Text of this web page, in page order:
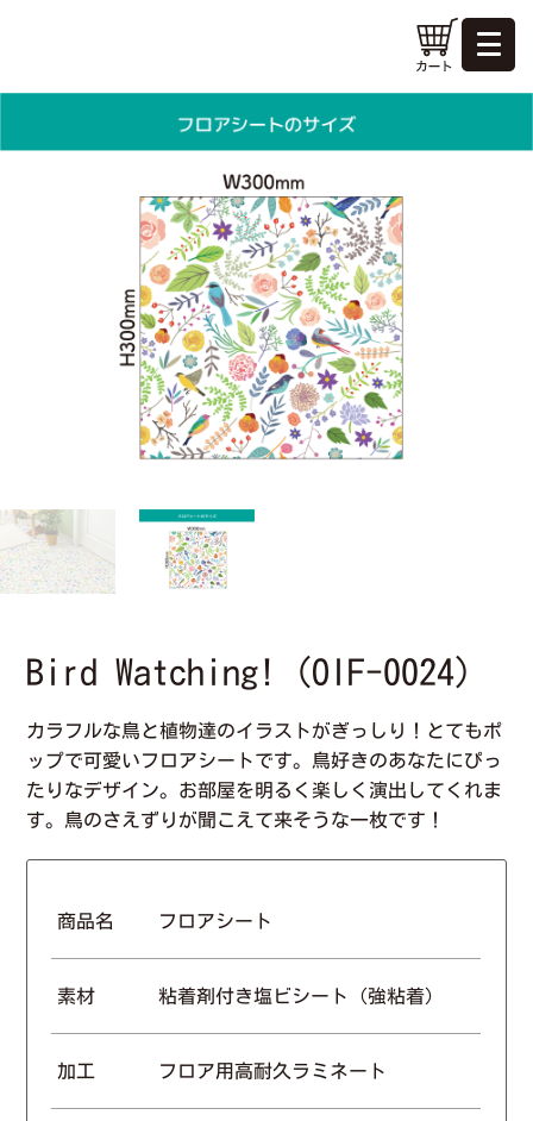
Bird Watching!（OIF-0024）
カラフルな鳥と植物達のイラストがぎっしり！とてもポ
ップで可愛いフロアシートです。鳥好きのあなたにぴっ
たりなデザイン。お部屋を明るく楽しく演出してくれま
す。鳥のさえずりが聞こえて来そうな一枚です！
商品名 フロアシート
素材 粘着剤付き塩ビシート（強粘着）
加工 フロア用高耐久ラミネート